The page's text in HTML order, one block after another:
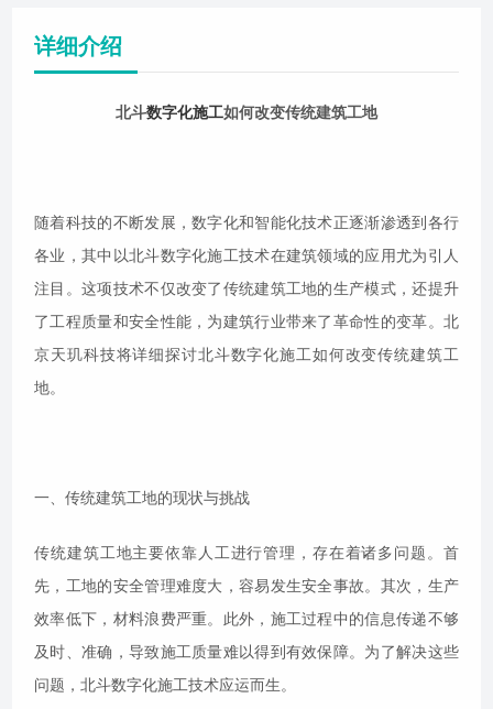
详细介绍
北斗数字化施工如何改变传统建筑工地
随着科技的不断发展，数字化和智能化技术正逐渐渗透到各行
各业，其中以北斗数字化施工技术在建筑领域的应用尤为引人
注目。这项技术不仅改变了传统建筑工地的生产模式，还提升
了工程质量和安全性能，为建筑行业带来了革命性的变革。北
京天玑科技将详细探讨北斗数字化施工如何改变传统建筑工
地。
一、传统建筑工地的现状与挑战
传统建筑工地主要依靠人工进行管理，存在着诸多问题。首
先，工地的安全管理难度大，容易发生安全事故。其次，生产
效率低下，材料浪费严重。此外，施工过程中的信息传递不够
及时、准确，导致施工质量难以得到有效保障。为了解决这些
问题，北斗数字化施工技术应运而生。